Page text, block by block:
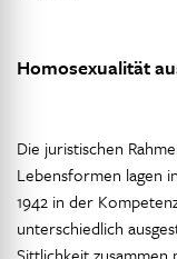
Homosexualität
Die juristischen
Lebensformen lagen
1942 in der
unterschiedlich